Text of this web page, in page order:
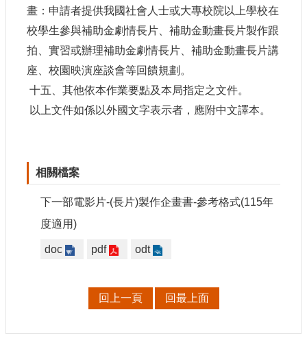
畫：申請者提供我國社會人士或大專校院以上學校在
校學生參與補助金劇情長片、補助金動畫長片製作跟
拍、實習或辦理補助金劇情長片、補助金動畫長片講
座、校園映演座談會等回饋規劃。
十五、其他依本作業要點及本局指定之文件。
以上文件如係以外國文字表示者，應附中文譯本。
相關檔案
下一部電影片-(長片)製作企畫書-參考格式(115年
度適用)
doc pdf odt
回上一頁 回最上面